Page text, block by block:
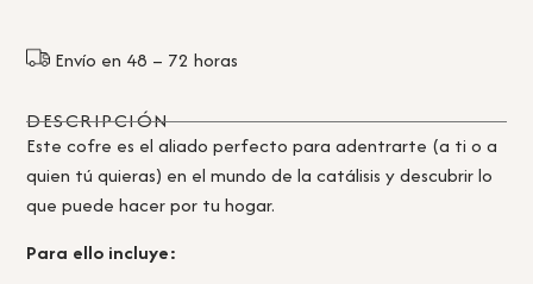
Envío en 48 – 72 horas
DESCRIPCIÓN
Este cofre es el aliado perfecto para adentrarte (a ti o a
quien tú quieras) en el mundo de la catálisis y descubrir lo
que puede hacer por tu hogar.
Para ello incluye: